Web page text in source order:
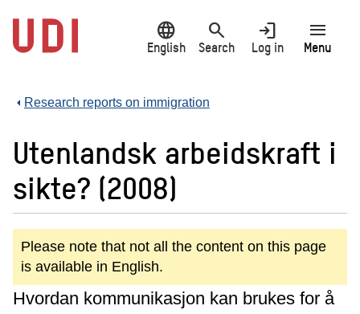
main
content
language
English
search
Search
login
Log in
menu
Menu
Research reports on immigration
Utenlandsk arbeidskraft i
sikte? (2008)
Please note that not all the content on this page
is available in English.
Hvordan kommunikasjon kan brukes for å